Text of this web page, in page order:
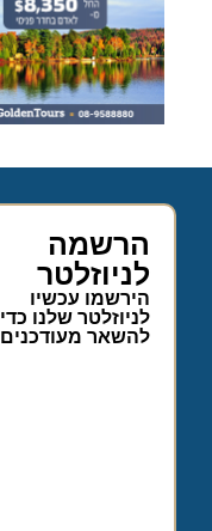
הרשמה
לניוזלטר
הירשמו עכשיו
לניוזלטר שלנו כדי
להשאר מעודכנים